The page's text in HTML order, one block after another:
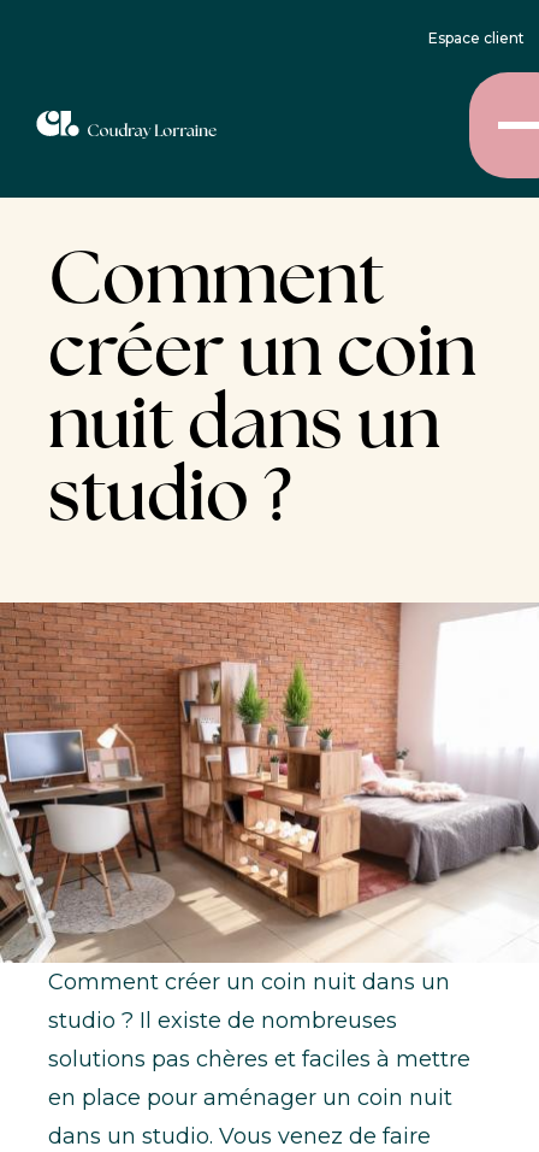
Espace client
Comment
créer un coin
nuit dans un
studio ?
Comment créer un coin nuit dans un
studio ? Il existe de nombreuses
solutions pas chères et faciles à mettre
en place pour aménager un coin nuit
dans un studio. Vous venez de faire